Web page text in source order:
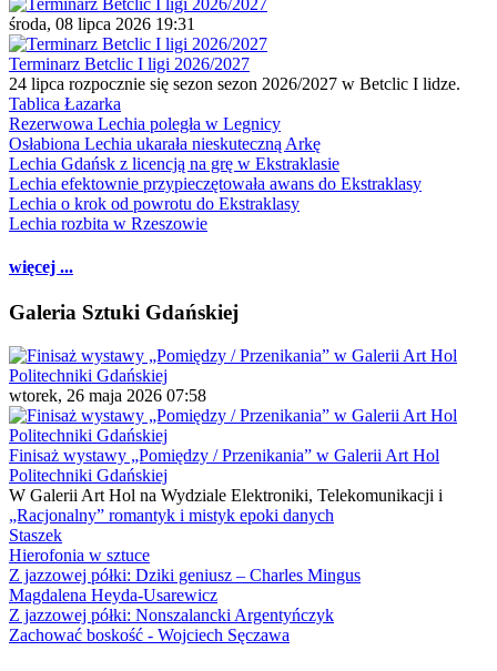
środa, 08 lipca 2026 19:31
Terminarz Betclic I ligi 2026/2027
24 lipca rozpocznie się sezon sezon 2026/2027 w Betclic I lidze.
Tablica Łazarka
Rezerwowa Lechia poległa w Legnicy
Osłabiona Lechia ukarała nieskuteczną Arkę
Lechia Gdańsk z licencją na grę w Ekstraklasie
Lechia efektownie przypieczętowała awans do Ekstraklasy
Lechia o krok od powrotu do Ekstraklasy
Lechia rozbita w Rzeszowie
więcej ...
Galeria Sztuki Gdańskiej
wtorek, 26 maja 2026 07:58
Finisaż wystawy „Pomiędzy / Przenikania” w Galerii Art Hol
Politechniki Gdańskiej
W Galerii Art Hol na Wydziale Elektroniki, Telekomunikacji i
„Racjonalny” romantyk i mistyk epoki danych
Staszek
Hierofonia w sztuce
Z jazzowej półki: Dziki geniusz – Charles Mingus
Magdalena Heyda-Usarewicz
Z jazzowej półki: Nonszalancki Argentyńczyk
Zachować boskość - Wojciech Sęczawa